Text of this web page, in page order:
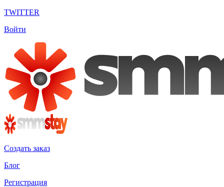
TWITTER
Войти
Создать заказ
Блог
Регистрация